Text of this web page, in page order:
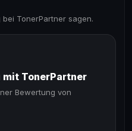
TonerPartner sagen.
mit TonerPartner
Bewertung von